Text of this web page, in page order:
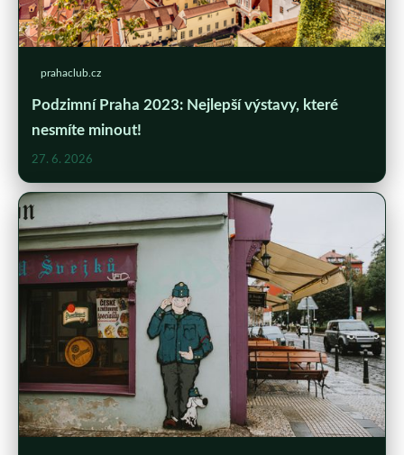
prahaclub.cz
Podzimní Praha 2023: Nejlepší výstavy, které
nesmíte minout!
27. 6. 2026